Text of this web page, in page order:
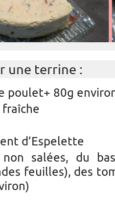
une terrine :
poulet+ 80g
fraîche
d’Espelette
non salées, du
feuilles), des